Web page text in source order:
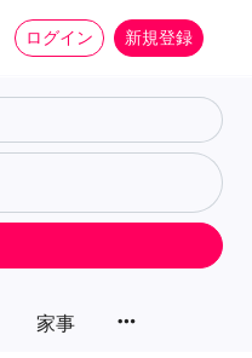
ログイン 新規登録
家事 more_horiz